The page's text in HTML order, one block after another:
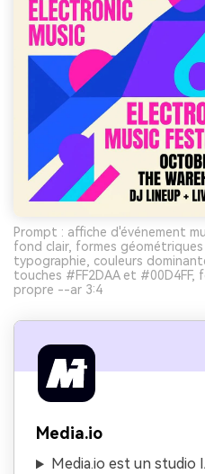
Prompt : affiche d'événement
fond clair, formes
typographie, couleurs
touches #FF2DAA et
propre --ar 3:4
Media.io
Media.io est un studio